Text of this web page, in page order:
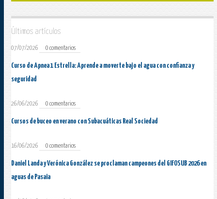
Últimos artículos
07/07/2026 0 comentarios
Curso de Apnea 1 Estrella: Aprende a moverte bajo el agua con confianza y
seguridad
26/06/2026 0 comentarios
Cursos de buceo en verano con Subacuáticas Real Sociedad
16/06/2026 0 comentarios
Daniel Landa y Verónica González se proclaman campeones del GIFOSUB 2026 en
aguas de Pasaia